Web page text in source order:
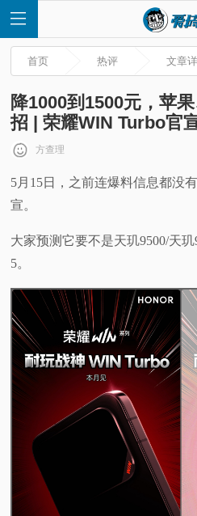
首
页
讯
测
视
科
首页 热评 文章
降1000到1500元，苹
招 | 荣耀WIN Turbo官
方查理
5月15日，之前连爆料信息都没
宣。
大家预测它要不是天玑9500/天玑
5。